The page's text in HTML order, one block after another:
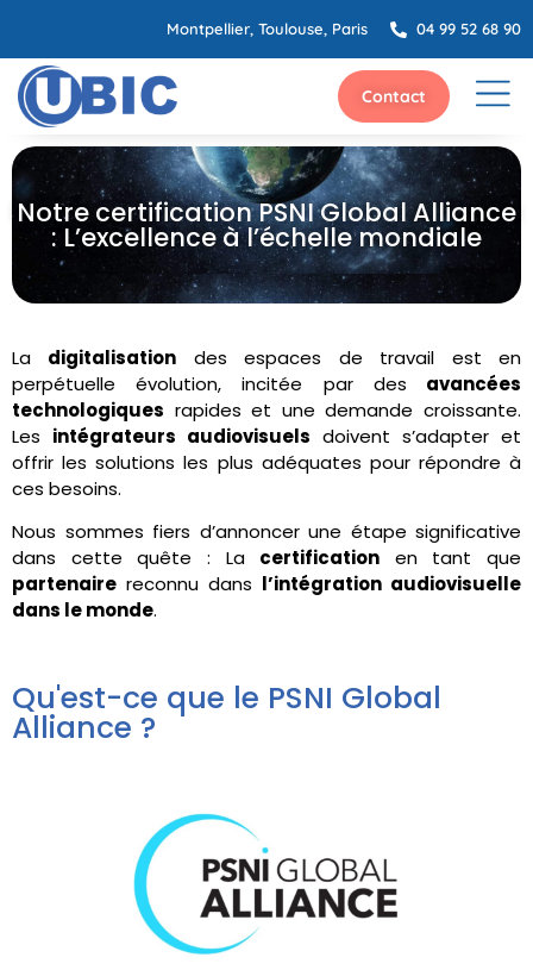
Montpellier, Toulouse, Paris 04 99 52 68 90
Contact
Notre certification PSNI Global Alliance
: L’excellence à l’échelle mondiale
La digitalisation des espaces de travail est en
perpétuelle évolution, incitée par des avancées
technologiques rapides et une demande croissante.
Les intégrateurs audiovisuels doivent s’adapter et
offrir les solutions les plus adéquates pour répondre à
ces besoins.
Nous sommes fiers d’annoncer une étape significative
dans cette quête : La certification en tant que
partenaire reconnu dans l’intégration audiovisuelle
dans le monde.
Qu'est-ce que le PSNI Global
Alliance ?